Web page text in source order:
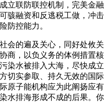
立联防联控机制，完美金融
骇融资和反逃税工做，冲击
防控能力。
的遍及关心，同好处攸关
商，以负义务的体例措置核
染水被排入大海，尽快成立
切实参取、持久无效的国际
原子能机构应为此阐扬应有
水排海形成不成的后果。你